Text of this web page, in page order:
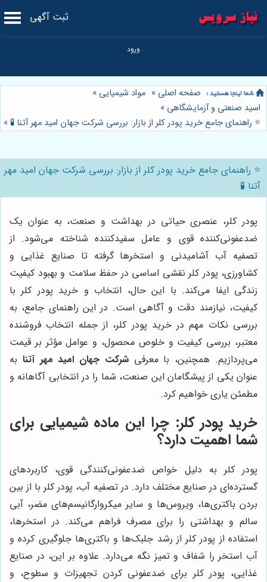
ثبت آگهی
صفحه اصلی » مواد شیمیایی »
اسید صنعتی و آزمایشگاهی »
⭐️ راهنمای جامع خرید پودر کلر از بازار: بررسی شرکت جهان امید مهر آتنا 🧪 »
⭐️ راهنمای جامع خرید پودر کلر از بازار: بررسی شرکت جهان امید مهر
آتنا 🧪
پودر کلر، عنصری حیاتی در بهداشت و صنعت، به عنوان یک
ضدعفونی‌کننده قوی و عامل سفیدکننده شناخته می‌شود. از
تصفیه آب آشامیدنی و استخرها گرفته تا صنایع غذایی و
کشاورزی، پودر کلر نقشی اساسی در حفظ سلامت و بهبود کیفیت
زندگی ایفا می‌کند. با این حال، انتخاب و خرید پودر کلر با
کیفیت، نیازمند دقت و آگاهی است. در این راهنمای جامع، به
بررسی نکات مهم در خرید پودر کلر، از جمله انتخاب فروشنده
معتبر، بررسی کیفیت و خلوص محصول، و عوامل مؤثر بر قیمت
می‌پردازیم. همچنین، با معرفیشرکت جهان امید مهر آتنا به
عنوان یکی از پیشگامان این صنعت، شما را در انتخابی آگاهانه و
مطمئن یاری خواهیم کرد.
خرید پودر کلر: چرا این ماده شیمیایی برای
شما اهمیت دارد؟
پودر کلر به دلیل خواص ضدعفونی‌کنندگی قوی، کاربردهای
گسترده‌ای در صنایع مختلف دارد. در تصفیه آب، پودر کلر با از بین
بردن باکتری‌ها، ویروس‌ها و سایر میکروارگانیسم‌های مضر، آبی
سالم و بهداشتی را برای مصرف فراهم می‌کند. در استخرها،
استفاده از پودر کلر از رشد جلبک‌ها و باکتری‌ها جلوگیری کرده و
آب استخر را شفاف و تمیز نگه می‌دارد. علاوه بر این، در صنایع
غذایی، پودر کلر برای ضدعفونی کردن تجهیزات و سطوح، و